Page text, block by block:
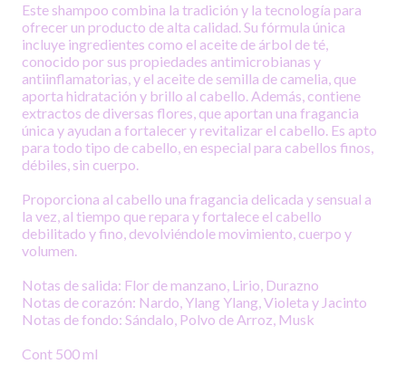
Este shampoo combina la tradición y la tecnología para
ofrecer un producto de alta calidad. Su fórmula única
incluye ingredientes como el aceite de árbol de té,
conocido por sus propiedades antimicrobianas y
antiinflamatorias, y el aceite de semilla de camelia, que
aporta hidratación y brillo al cabello. Además, contiene
extractos de diversas flores, que aportan una fragancia
única y ayudan a fortalecer y revitalizar el cabello. Es apto
para todo tipo de cabello, en especial para cabellos finos,
débiles, sin cuerpo.
Proporciona al cabello una fragancia delicada y sensual a
la vez, al tiempo que repara y fortalece el cabello
debilitado y fino, devolviéndole movimiento, cuerpo y
volumen.
Notas de salida: Flor de manzano, Lirio, Durazno
Notas de corazón: Nardo, Ylang Ylang, Violeta y Jacinto
Notas de fondo: Sándalo, Polvo de Arroz, Musk
Cont 500 ml